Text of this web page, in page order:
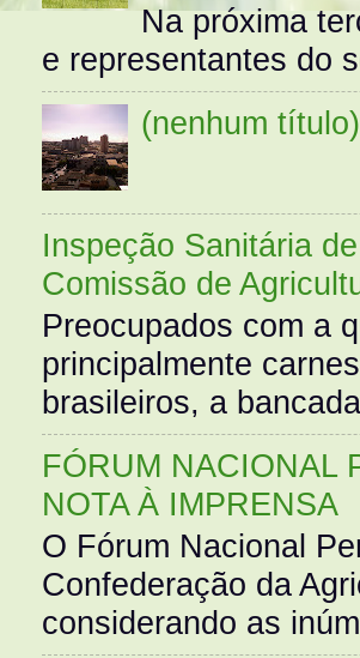
Na próxima
e representantes do
(nenhum título)
Inspeção Sanitária
Comissão de
Preocupados com a
principalmente
brasileiros, a
FÓRUM NACIONAL
NOTA À IMPRENSA
O Fórum Nacional
Confederação da
considerando as